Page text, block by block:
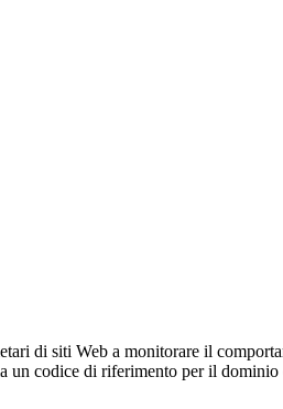
di siti Web a monitorare il
un codice di riferimento per il